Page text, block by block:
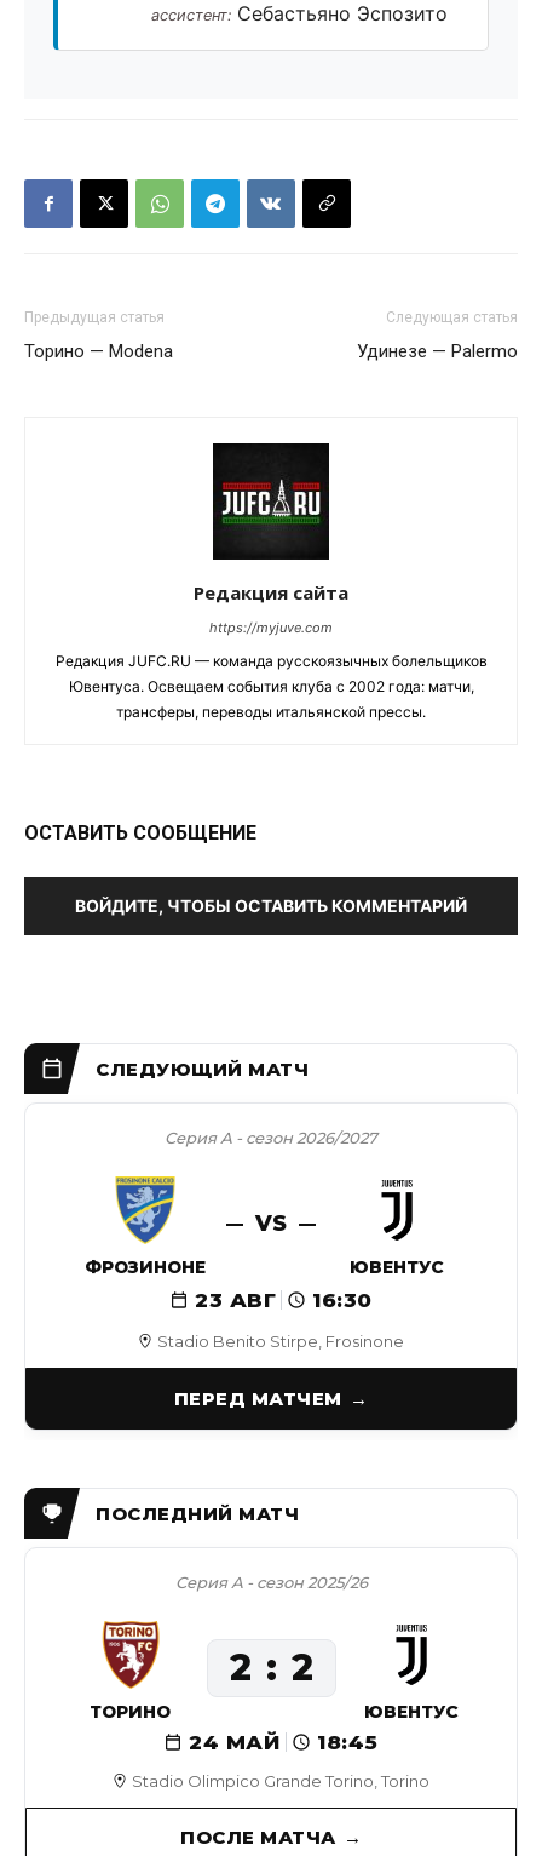
ассистент: Себастьяно Эспозито
Предыдущая статья
Торино — Modena
Следующая статья
Удинезе — Palermo
Редакция сайта
https://myjuve.com
Редакция JUFC.RU — команда русскоязычных болельщиков
Ювентуса. Освещаем события клуба с 2002 года: матчи,
трансферы, переводы итальянской прессы.
ОСТАВИТЬ СООБЩЕНИЕ
ВОЙДИТЕ, ЧТОБЫ ОСТАВИТЬ КОММЕНТАРИЙ
Stadio Benito Stirpe, Frosinone
Серия А - сезон 2026/2027
ФРОЗИНОНЕ
VS
ЮВЕНТУС
23 АВГ 16:30
ПЕРЕД МАТЧЕМ
Stadio Olimpico Grande Torino, Torino
Серия А - сезон 2025/26
24 МАЙ 18:45
ТОРИНО
2 2
ЮВЕНТУС
ПОСЛЕ МАТЧА